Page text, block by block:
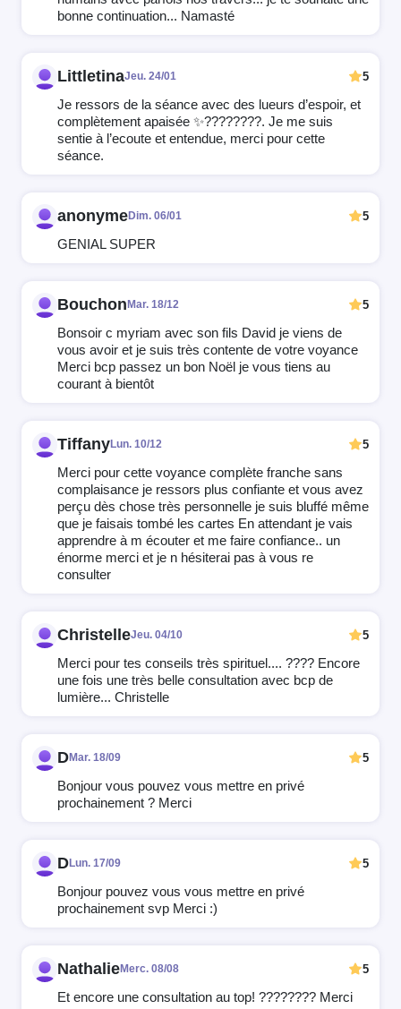
bonne continuation... Namasté
LittletinaJeu. 24/01 5
Je ressors de la séance avec des lueurs d’espoir, et
complètement apaisée ✨????????. Je me suis
sentie à l’ecoute et entendue, merci pour cette
séance.
anonymeDim. 06/01 5
GENIAL SUPER
Bouchon Mar. 18/12 5
Bonsoir c myriam avec son fils David je viens de
vous avoir et je suis très contente de votre voyance
Merci bcp passez un bon Noël je vous tiens au
courant à bientôt
TiffanyLun. 10/12 5
Merci pour cette voyance complète franche sans
complaisance je ressors plus confiante et vous avez
perçu dès chose très personnelle je suis bluffé même
que je faisais tombé les cartes En attendant je vais
apprendre à m écouter et me faire confiance.. un
énorme merci et je n hésiterai pas à vous re
consulter
ChristelleJeu. 04/10 5
Merci pour tes conseils très spirituel.... ???? Encore
une fois une très belle consultation avec bcp de
lumière... Christelle
DMar. 18/09 5
Bonjour vous pouvez vous mettre en privé
prochainement ? Merci
DLun. 17/09 5
Bonjour pouvez vous vous mettre en privé
prochainement svp Merci :)
NathalieMerc. 08/08 5
Et encore une consultation au top! ???????? Merci